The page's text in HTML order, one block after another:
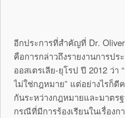
อีกประการที่สำคัญที่ Dr.
คือการกล่าวถึงรายงานการปร
ออสเตรเลีย-ยุโรป ปี 2012 ว่
ไม่ใช่กฎหมาย” แต่อย่างไรก็ดี
กันระหว่างกฎหมายและมาตร
กรณีที่มีการร้องเรียนในเรื่อง